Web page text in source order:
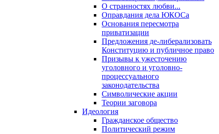
О странностях любви...
Оправдания дела ЮКОСа
Основания пересмотра
приватизации
Предложения де-либерализовать
Конституцию и публичное право
Призывы к ужесточению
уголовного и уголовно-
процессуального
законодательства
Символические акции
Теории заговора
Идеология
Гражданское общество
Политический режим